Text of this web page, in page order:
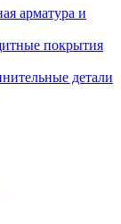
арматура и
покрытия
детали